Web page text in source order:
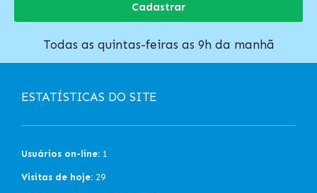
Cadastrar
Todas as quintas-feiras as 9h da manhã
ESTATÍSTICAS DO SITE
Usuários on-line: 1
Visitas de hoje: 29